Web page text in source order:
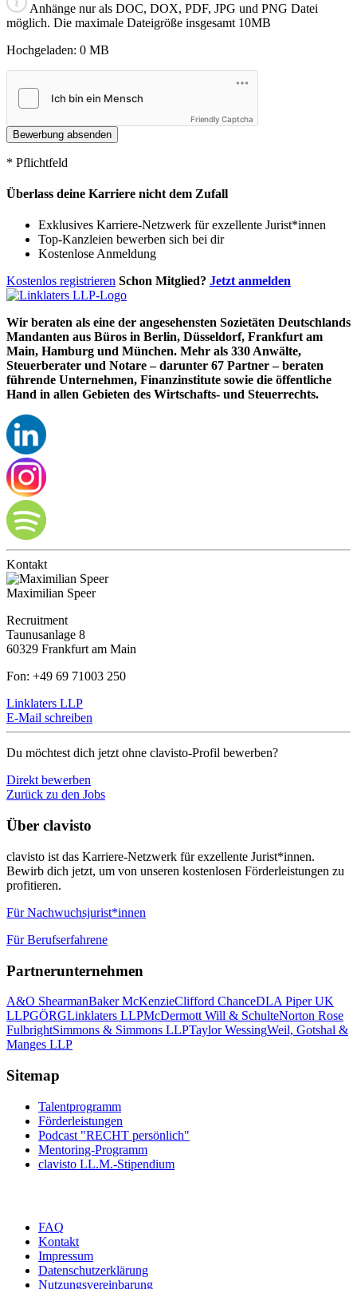
Anhänge nur als DOC, DOX, PDF, JPG und PNG Datei
möglich. Die maximale Dateigröße insgesamt 10MB
Hochgeladen: 0 MB
Friendly Captcha
* Pflichtfeld
Überlass deine Karriere nicht dem Zufall
Exklusives Karriere-Netzwerk für exzellente Jurist*innen
Top-Kanzleien bewerben sich bei dir
Kostenlose Anmeldung
Kostenlos registrieren Schon Mitglied? Jetzt anmelden
Wir beraten als eine der angesehensten Sozietäten Deutschlands
Mandanten aus Büros in Berlin, Düsseldorf, Frankfurt am
Main, Hamburg und München. Mehr als 330 Anwälte,
Steuerberater und Notare – darunter 67 Partner – beraten
führende Unternehmen, Finanzinstitute sowie die öffentliche
Hand in allen Gebieten des Wirtschafts- und Steuerrechts.
Kontakt
Maximilian Speer
Recruitment
Taunusanlage 8
60329 Frankfurt am Main
Fon: +49 69 71003 250
Linklaters LLP
E-Mail schreiben
Du möchtest dich jetzt ohne clavisto-Profil bewerben?
Direkt bewerben
Zurück zu den Jobs
Über clavisto
clavisto ist das Karriere-Netzwerk für exzellente Jurist*innen.
Bewirb dich jetzt, um von unseren kostenlosen Förderleistungen zu
profitieren.
Für Nachwuchsjurist*innen
Für Berufserfahrene
Partnerunternehmen
A&O ShearmanBaker McKenzieClifford ChanceDLA Piper UK
LLPGÖRGLinklaters LLPMcDermott Will & SchulteNorton Rose
FulbrightSimmons & Simmons LLPTaylor WessingWeil, Gotshal &
Manges LLP
Sitemap
Talentprogramm
Förderleistungen
Podcast "RECHT persönlich"
Mentoring-Programm
clavisto LL.M.-Stipendium
FAQ
Kontakt
Impressum
Datenschutzerklärung
Nutzungsvereinbarung